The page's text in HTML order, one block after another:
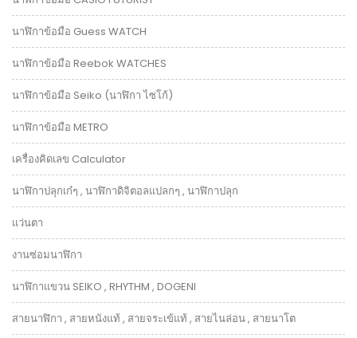
นาฬิกาข้อมือ Guess WATCH
นาฬิกาข้อมือ Reebok WATCHES
นาฬิกาข้อมือ Seiko (นาฬิกา ไซโก้)
นาฬิกาข้อมือ METRO
เครื่องคิดเลข Calculator
นาฬิกาปลุกเก๋ๆ , นาฬิกาดิจิตอลแปลกๆ , นาฬิกาปลุก
แว่นตา
งานซ่อมนาฬิกา
นาฬิกาแขวน SEIKO , RHYTHM , DOGENI
สายนาฬิกา , สายหนังแท้ , สายจระเข้แท้ , สายไนล่อน , สายนาโต